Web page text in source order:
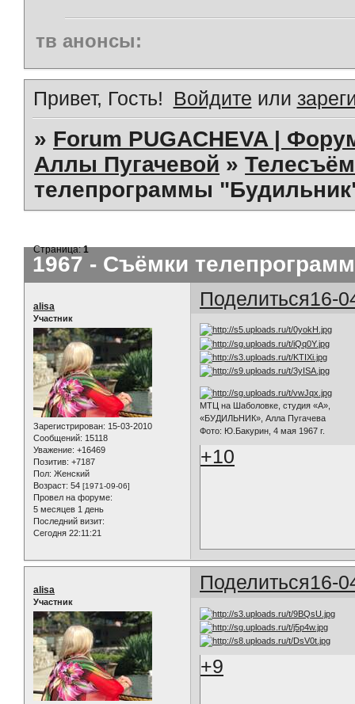
тв анонсы:
Привет, Гость! Войдите или
» Forum PUGACHEVA |
Аллы Пугачевой »
телепрограммы
1967 - Съёмки
Страница:1
Поделиться16-
alisa
Участник
Зарегистрирован: 15-03-2010
Сообщений: 15118
Уважение: +16469
Позитив: +7187
Пол: Женский
Возраст: 54 [1971-09-06]
Провел на форуме:
5 месяцев 1 день
Последний визит:
Сегодня 22:11:21
МТЦ на Шаболовке, студия «А»,
«БУДИЛЬНИК», Алла Пугачева
Фото: Ю.Бакурин, 4 мая 1967 г.
+10
Поделиться16-
alisa
Участник
+9